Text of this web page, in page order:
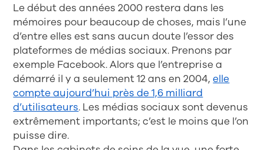
Le début des années 2000 restera dans les
mémoires pour beaucoup de choses, mais l’une
d’entre elles est sans aucun doute l’essor des
plateformes de médias sociaux. Prenons par
exemple Facebook. Alors que l’entreprise a
démarré il y a seulement 12 ans en 2004,elle
compte aujourd’hui près de 1,6 milliard
d’utilisateurs. Les médias sociaux sont devenus
extrêmement importants; c’est le moins que l’on
puisse dire.